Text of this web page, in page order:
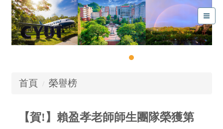
首頁 榮譽榜
【賀!】賴盈孝老師師生團隊榮獲第